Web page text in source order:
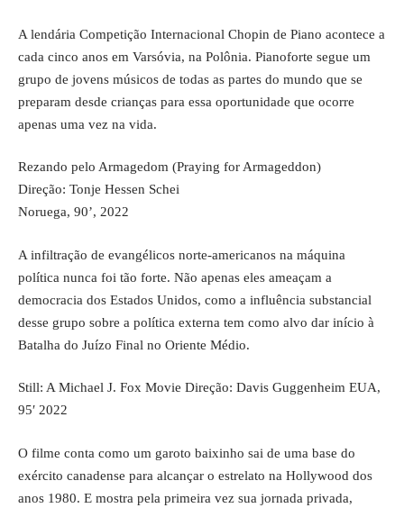
A lendária Competição Internacional Chopin de Piano acontece a
cada cinco anos em Varsóvia, na Polônia. Pianoforte segue um
grupo de jovens músicos de todas as partes do mundo que se
preparam desde crianças para essa oportunidade que ocorre
apenas uma vez na vida.
Rezando pelo Armagedom (Praying for Armageddon)
Direção: Tonje Hessen Schei
Noruega, 90’, 2022
A infiltração de evangélicos norte-americanos na máquina
política nunca foi tão forte. Não apenas eles ameaçam a
democracia dos Estados Unidos, como a influência substancial
desse grupo sobre a política externa tem como alvo dar início à
Batalha do Juízo Final no Oriente Médio.
Still: A Michael J. Fox Movie Direção: Davis Guggenheim EUA,
95′ 2022
O filme conta como um garoto baixinho sai de uma base do
exército canadense para alcançar o estrelato na Hollywood dos
anos 1980. E mostra pela primeira vez sua jornada privada,